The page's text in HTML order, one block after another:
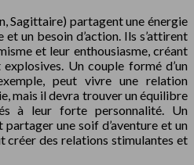
Sagittaire) partagent une énergie
un besoin d’action. Ils s’attirent
et leur enthousiasme, créant
Un couple formé d’un
peut vivre une relation
mais il devra trouver un équilibre
à leur forte personnalité. Un
une soif d’aventure et un
créer des relations stimulantes et